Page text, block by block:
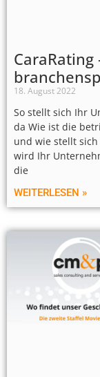
CaraRating
18. August 2022
So stellt sich Ihr
da Wie ist die
und wie stellt sich
wird Ihr
die
WEITERLESEN »